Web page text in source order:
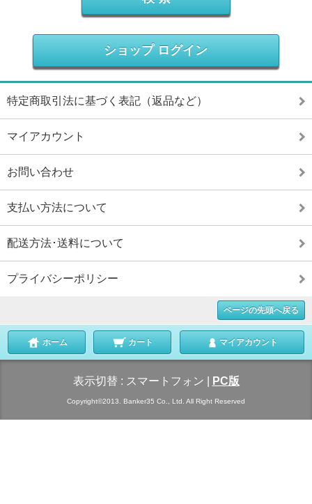
ショップ ログイン
特定商取引法に基づく表記（返品など）
マイアカウント
お問い合わせ
支払い方法について
配送方法･送料について
プライバシーポリシー
ページの先頭へ戻る
ホーム カート マイアカウント
表示切替 : スマートフォン PC版
Copyright©2013. Banker35 Co., Ltd. All Right Reserved